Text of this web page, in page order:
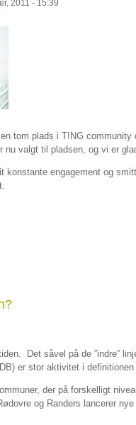
2011 - 15:39
tom plads i T!NG
nu valgt til pladsen, og vi er
konstante engagement og
Det såvel på de ”indre”
er stor aktivitet i
der på forskelligt
og Randers lancerer